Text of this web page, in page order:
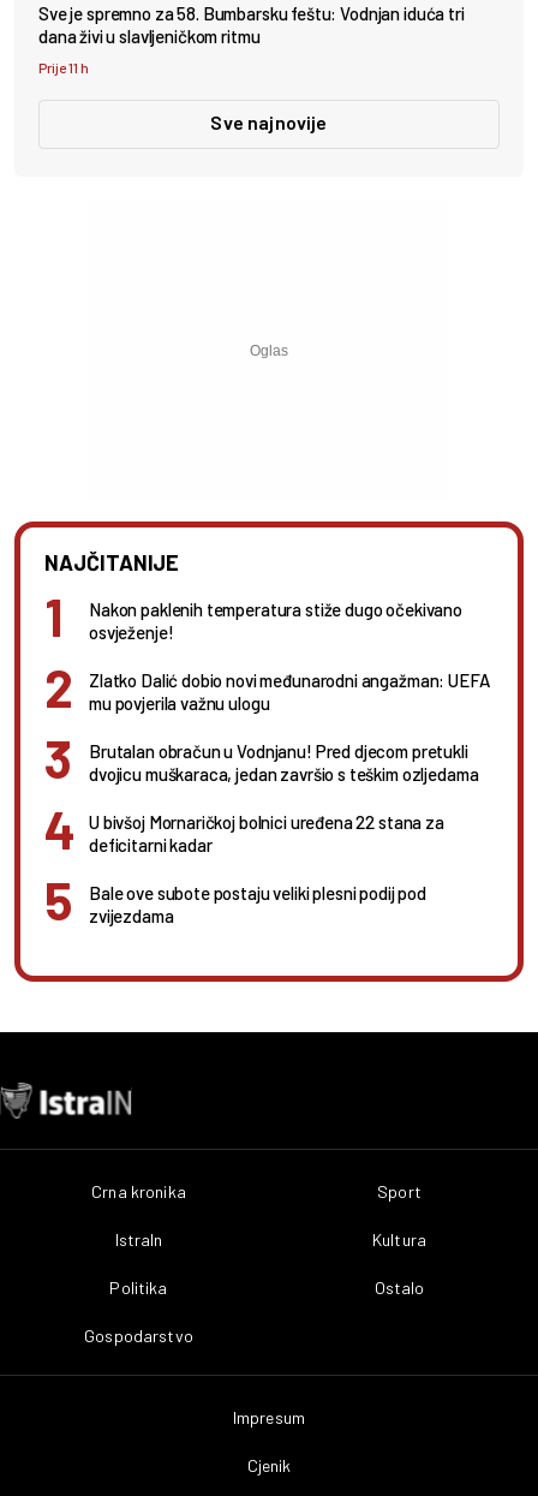
Sve je spremno za 58. Bumbarsku feštu: Vodnjan iduća tri
dana živi u slavljeničkom ritmu
Prije 11 h
Sve najnovije
NAJČITANIJE
Nakon paklenih temperatura stiže dugo očekivano
osvježenje!
Zlatko Dalić dobio novi međunarodni angažman: UEFA
mu povjerila važnu ulogu
Brutalan obračun u Vodnjanu! Pred djecom pretukli
dvojicu muškaraca, jedan završio s teškim ozljedama
U bivšoj Mornaričkoj bolnici uređena 22 stana za
deficitarni kadar
Bale ove subote postaju veliki plesni podij pod
zvijezdama
Crna kronika
IstraIn
Politika
Gospodarstvo
Sport
Kultura
Ostalo
Impresum
Cjenik